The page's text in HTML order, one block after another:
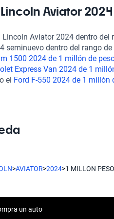
este vehículo garantiza
2024 en Kavak, no solo
políticas, como una
mecánico y estético. La
financiamiento flexibles.
postventa y la
a futuro. Además del Lincoln
dentro de tu presupuesto,
Aviator
Aviator 2024 dentro del
seminuevo dentro del rango
1500 2024 de 1 millón de
Express Van 2024 de 1
el Ford F-550 2024 de 1 millón
para trabajos pesados.
>AVIATOR>2024>1 MILLON
un auto